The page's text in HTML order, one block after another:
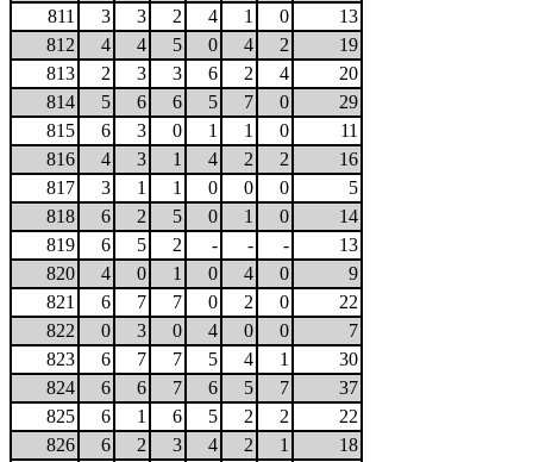
811
3 3 2 4 1 0
13
812
4 4 5 0 4 2
19
813
2 3 3 6 2 4
20
814
5 6 6 5 7 0
29
815
6 3 0 1 1 0
11
816
4 3 1 4 2 2
16
817
3 1 1 0 0 0
5
818
6 2 5 0 1 0
14
819
6 5 2 - - -
13
820
4 0 1 0 4 0
9
821
6 7 7 0 2 0
22
822
0 3 0 4 0 0
7
823
6 7 7 5 4 1
30
824
6 6 7 6 5 7
37
825
6 1 6 5 2 2
22
826
6 2 3 4 2 1
18